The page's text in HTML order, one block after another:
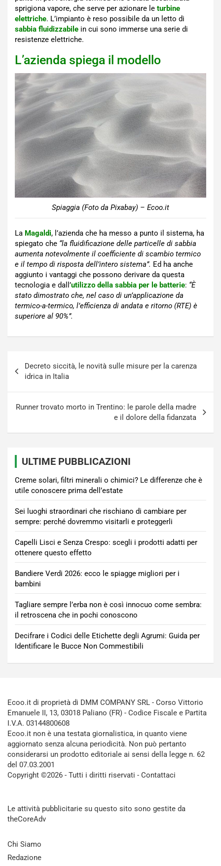
sprigiona vapore, che serve per azionare le turbine
elettriche. L’impianto è reso possibile da un letto di
sabbia fluidizzabile in cui sono immerse una serie di
resistenze elettriche.
L’azienda spiega il modello
Spiaggia (Foto da Pixabay) – Ecoo.it
La Magaldi, l’azienda che ha messo a punto il sistema, ha
spiegato che “la fluidificazione delle particelle di sabbia
aumenta notevolmente il coefficiente di scambio termico
e il tempo di risposta dell’intero sistema”. Ed ha anche
aggiunto i vantaggi che possono derivare da questa
tecnologia e dall’utilizzo della sabbia per le batterie: “È
stato dimostrato che, nel caso di un’applicazione da
termico-a-termico, l’efficienza di andata e ritorno (RTE) è
superiore al 90%”.
articoli
Decreto siccità, le novità sulle misure per la carenza
idrica in Italia
Runner trovato morto in Trentino: le parole della madre
e il dolore della fidanzata
ULTIME PUBBLICAZIONI
Creme solari, filtri minerali o chimici? Le differenze che è
utile conoscere prima dell’estate
Sei luoghi straordinari che rischiano di cambiare per
sempre: perché dovremmo visitarli e proteggerli
Capelli Lisci e Senza Crespo: scegli i prodotti adatti per
ottenere questo effetto
Bandiere Verdi 2026: ecco le spiagge migliori per i
bambini
Tagliare sempre l’erba non è così innocuo come sembra:
il retroscena che in pochi conoscono
Decifrare i Codici delle Etichette degli Agrumi: Guida per
Identificare le Bucce Non Commestibili
Ecoo.it di proprietà di DMM COMPANY SRL - Corso Vittorio
Emanuele II, 13, 03018 Paliano (FR) - Codice Fiscale e Partita
I.V.A. 03144800608
Ecoo.it non è una testata giornalistica, in quanto viene
aggiornato senza alcuna periodicità. Non può pertanto
considerarsi un prodotto editoriale ai sensi della legge n. 62
del 07.03.2001
Copyright ©2026 - Tutti i diritti riservati - Contattaci
Le attività pubblicitarie su questo sito sono gestite da
theCoreAdv
Chi Siamo
Redazione